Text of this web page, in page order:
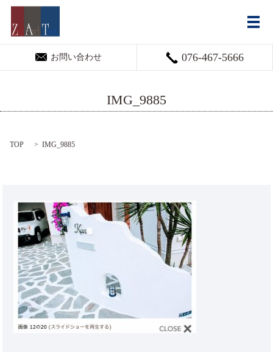
お問い合わせ 076-467-5666
メ
IMG_9885
TOP IMG_9885